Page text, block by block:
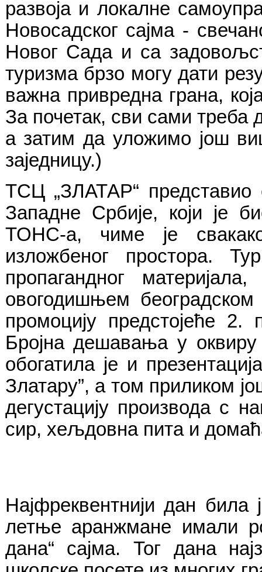
развоја и локалне
Новосадског сајма -
Новог Сада и са
туризма брзо могу дати
важна привредна грана,
За почетак, сви сами треба
а затим да уложимо још
заједницу.)
ТСЦ „ЗЛАТАР“ представио
Западне Србије, који је
ТОНС-а, чиме је
изложбеног простора.
пропагандног
овогодишњем
промоцију предстојеће
Бројна дешавања у оквиру
обогатила је и
Златару”, а том приликом
дегустацију производа с
сир, хељдовна пита и
Најфреквентнији дан била
летње аранжмане имали
дана“ сајма. Тог дана